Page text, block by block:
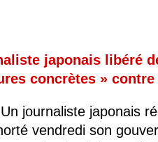
japonais libéré
concrètes »
journaliste japonais
vendredi son